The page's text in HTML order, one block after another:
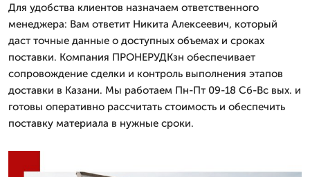
Для удобства клиентов назначаем ответственного
менеджера: Вам ответит Никита Алексеевич, который
даст точные данные о доступных объемах и сроках
поставки. Компания ПРОНЕРУДКзн обеспечивает
сопровождение сделки и контроль выполнения этапов
доставки в Казани. Мы работаем Пн-Пт 09-18 Сб-Вс вых. и
готовы оперативно рассчитать стоимость и обеспечить
поставку материала в нужные сроки.